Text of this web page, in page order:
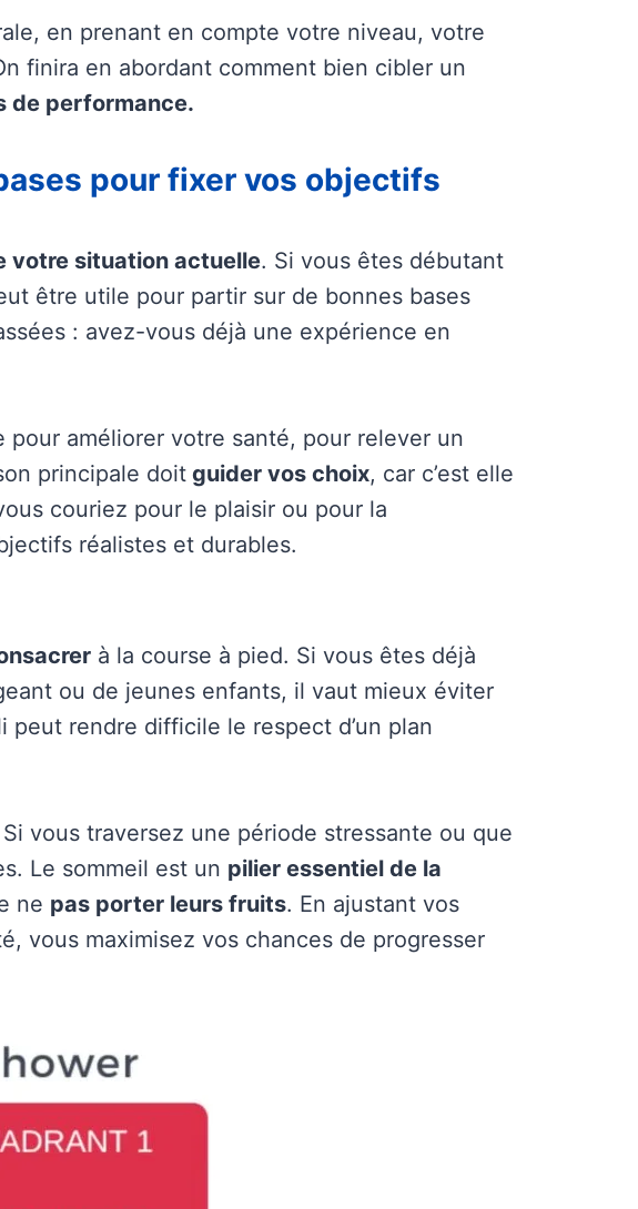
en prenant en compte votre niveau, votre
finira en abordant comment bien cibler un
de performance.
pour fixer vos objectifs
votre situation actuelle. Si vous êtes débutant
être utile pour partir sur de bonnes bases
: avez-vous déjà une expérience en
pour améliorer votre santé, pour relever un
principale doit guider vos choix, car c’est elle
couriez pour le plaisir ou pour la
réalistes et durables.
à la course à pied. Si vous êtes déjà
ou de jeunes enfants, il vaut mieux éviter
rendre difficile le respect d’un plan
vous traversez une période stressante ou que
Le sommeil est un pilier essentiel de la
ne pas porter leurs fruits. En ajustant vos
vous maximisez vos chances de progresser